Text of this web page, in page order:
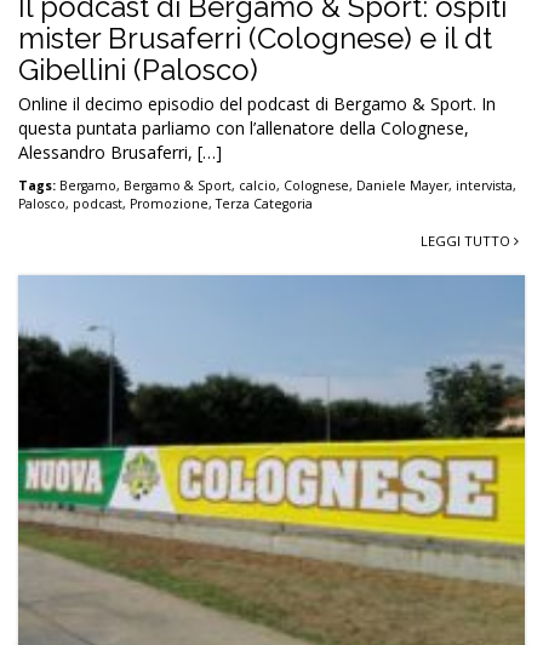
mister Brusaferri (Colognese) e il dt
Gibellini (Palosco)
Online il decimo episodio del podcast di Bergamo & Sport. In
questa puntata parliamo con l’allenatore della Colognese,
Alessandro Brusaferri, […]
Tags: Bergamo, Bergamo & Sport, calcio, Colognese, Daniele Mayer, intervista,
Palosco, podcast, Promozione,Terza Categoria
LEGGI TUTTO